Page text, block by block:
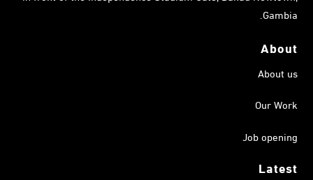
Gambia.
About
About us
Our Work
Job opening
Latest